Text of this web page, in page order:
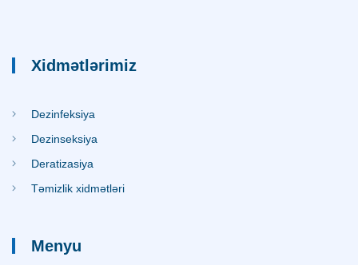
Xidmətlərimiz
Dezinfeksiya
Dezinseksiya
Deratizasiya
Təmizlik xidmətləri
Menyu